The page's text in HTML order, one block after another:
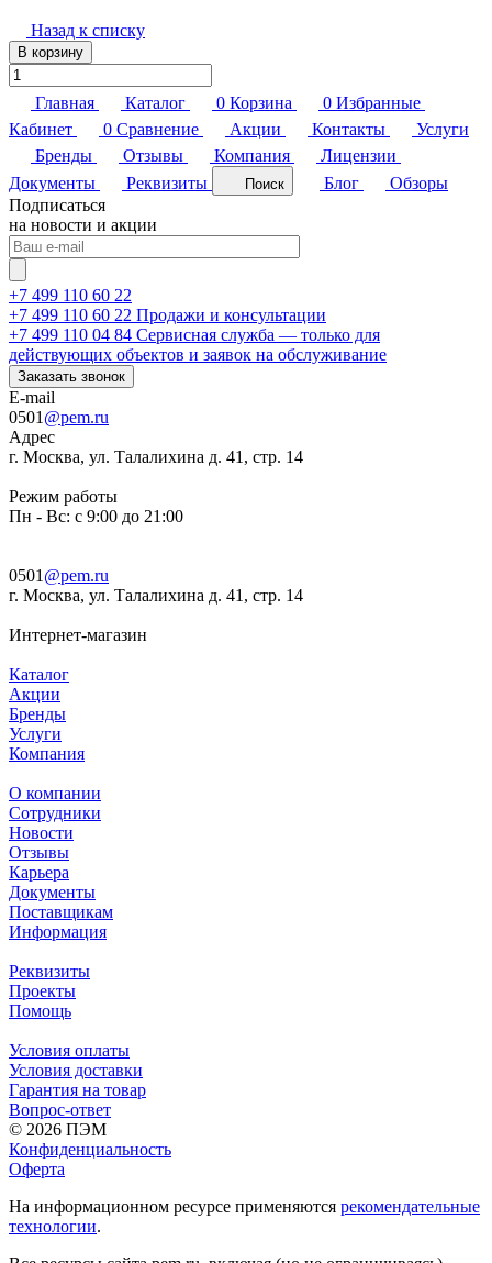
Назад к списку
В корзину
Главная Каталог 0 Корзина 0 Избранные
Кабинет
0 Сравнение Акции Контакты
Услуги
Бренды
Отзывы Компания
Лицензии
Документы
Реквизиты Поиск Блог
Обзоры
Подписаться
на новости и акции
+7 499 110 60 22
+7 499 110 60 22 Продажи и консультации
+7 499 110 04 84 Сервисная служба — только для
действующих объектов и заявок на обслуживание
Заказать звонок
E-mail
0501 @pem.ru
Адрес
г. Москва, ул. Талалихина д. 41, стр. 14
Режим работы
Пн - Вс: с 9:00 до 21:00
0501 @pem.ru
г. Москва, ул. Талалихина д. 41, стр. 14
Интернет-магазин
Каталог
Акции
Бренды
Услуги
Компания
О компании
Сотрудники
Новости
Отзывы
Карьера
Документы
Поставщикам
Информация
Реквизиты
Проекты
Помощь
Условия оплаты
Условия доставки
Гарантия на товар
Вопрос-ответ
© 2026 ПЭМ
Конфиденциальность
Оферта
На информационном ресурсе применяются рекомендательные
технологии.